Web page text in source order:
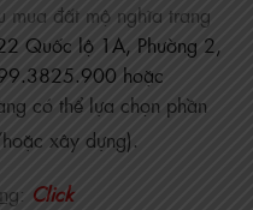
mua đất mộ nghĩa trang
Quốc lộ 1A, Phường 2,
hoặc
có thể lựa chọn phần
xây dựng).
: Click